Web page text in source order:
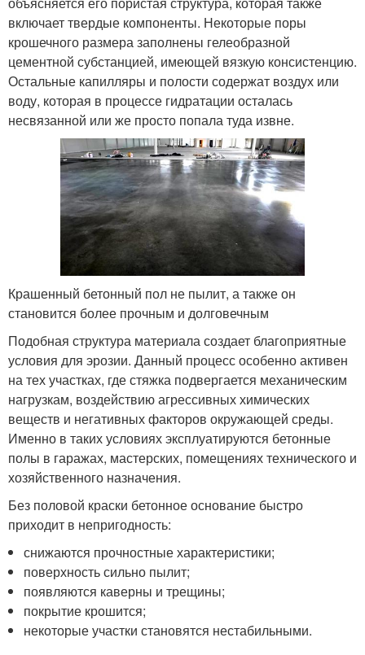
включает твердые компоненты. Некоторые поры
крошечного размера заполнены гелеобразной
цементной субстанцией, имеющей вязкую консистенцию.
Остальные капилляры и полости содержат воздух или
воду, которая в процессе гидратации осталась
несвязанной или же просто попала туда извне.
Крашенный бетонный пол не пылит, а также он
становится более прочным и долговечным
Подобная структура материала создает благоприятные
условия для эрозии. Данный процесс особенно активен
на тех участках, где стяжка подвергается механическим
нагрузкам, воздействию агрессивных химических
веществ и негативных факторов окружающей среды.
Именно в таких условиях эксплуатируются бетонные
полы в гаражах, мастерских, помещениях технического и
хозяйственного назначения.
Без половой краски бетонное основание быстро
приходит в непригодность:
снижаются прочностные характеристики;
поверхность сильно пылит;
появляются каверны и трещины;
покрытие крошится;
некоторые участки становятся нестабильными.